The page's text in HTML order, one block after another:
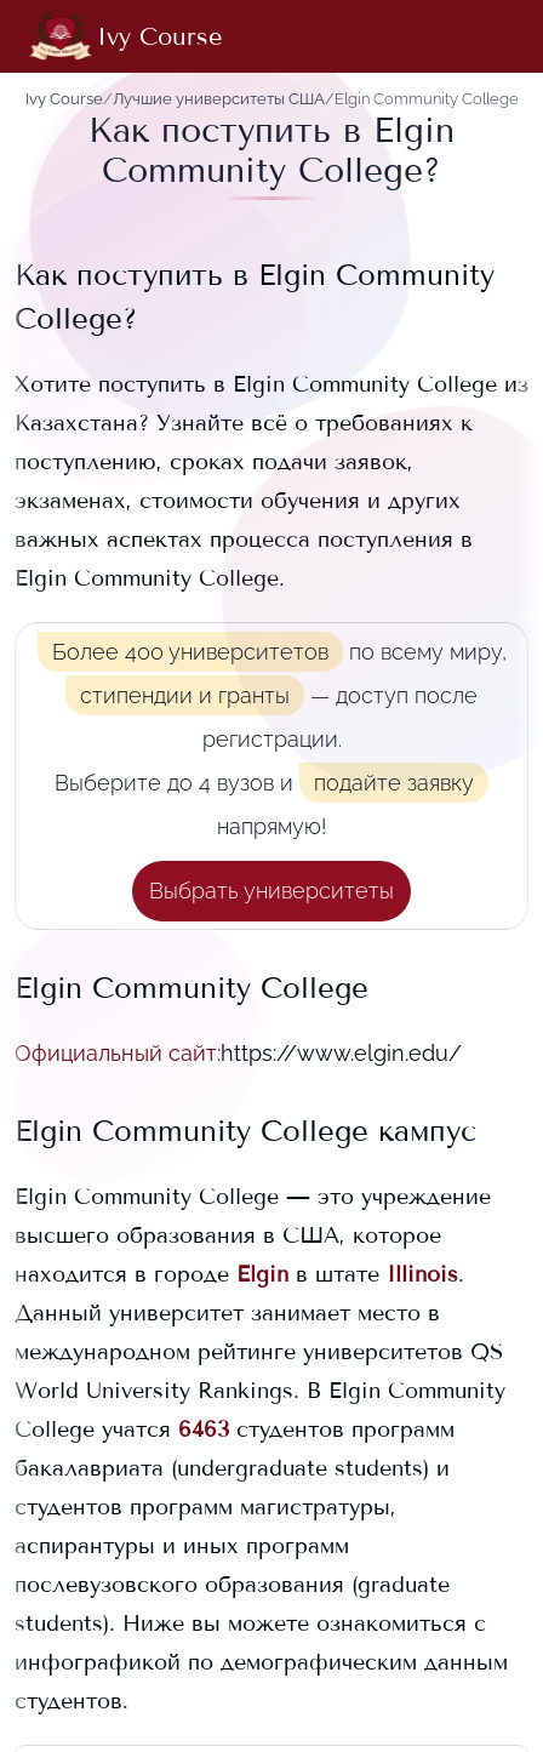
Ivy Course
Ivy Course/Лучшие университеты США/Elgin Community College
Как поступить в Elgin
Community College?
Как поступить в Elgin Community
College?
Хотите поступить в Elgin Community College из
Казахстана? Узнайте всё о требованиях к
поступлению, сроках подачи заявок,
экзаменах, стоимости обучения и других
важных аспектах процесса поступления в
Elgin Community College.
Более 400 университетов по всему миру,
стипендии и гранты
— доступ после
регистрации.
Выберите до 4 вузов и
подайте заявку
напрямую!
Выбрать университеты
Elgin Community College
Официальный сайт:https://www.elgin.edu/
Elgin Community College кампус
Elgin Community College — это учреждение
высшего образования в США, которое
находится в городе Elgin в штате Illinois.
Данный университет занимает место в
международном рейтинге университетов QS
World University Rankings. В Elgin Community
College учатся 6463 студентов программ
бакалавриата (undergraduate students) и
студентов программ магистратуры,
аспирантуры и иных программ
послевузовского образования (graduate
students). Ниже вы можете ознакомиться с
инфографикой по демографическим данным
студентов.